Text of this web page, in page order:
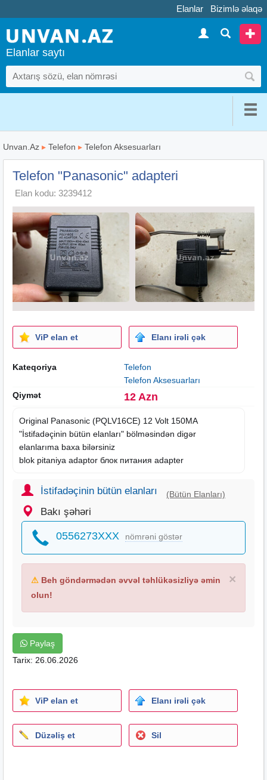
Elanlar Bizimlə əlaqə
Elanlar saytı
Unvan.Az ▸ Telefon ▸ Telefon Aksesuarları
Telefon "Panasonic" adapteri
Elan kodu: 3239412
ViP elan et Elanı irəli çək
Kateqoriya
Telefon
Telefon Aksesuarları
Qiymət
12 Azn
Original Panasonic (PQLV16CE) 12 Volt 150MA
"İstifadəçinin bütün elanları" bölməsindən digər
elanlarıma baxa bilərsiniz
blok pitaniya adaptor блок питания adapter
İstifadəçinin bütün elanları (Bütün Elanları)
Bakı şəhəri
0556273XXX nömrəni göstər
×
⚠ Beh göndərmədən əvvəl təhlükəsizliyə əmin
olun!
Paylaş
Tarix: 26.06.2026
ViP elan et Elanı irəli çək
Düzəliş et Sil